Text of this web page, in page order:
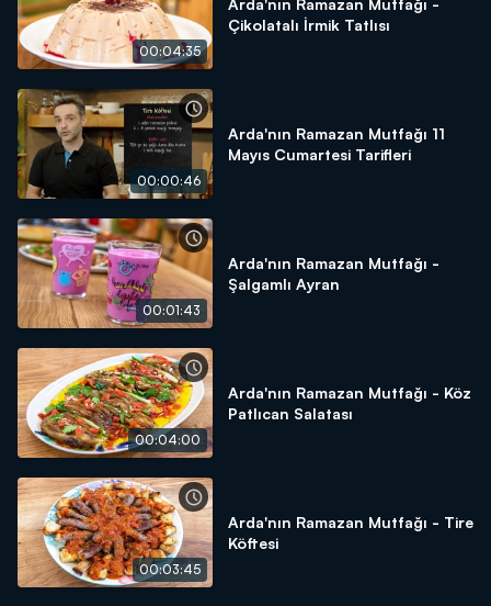
00:04:35
Arda'nın Ramazan Mutfağı -
Çikolatalı İrmik Tatlısı
00:00:46
Arda'nın Ramazan Mutfağı 11
Mayıs Cumartesi Tarifleri
00:01:43
Arda'nın Ramazan Mutfağı -
Şalgamlı Ayran
00:04:00
Arda'nın Ramazan Mutfağı - Köz
Patlıcan Salatası
00:03:45
Arda'nın Ramazan Mutfağı - Tire
Köftesi